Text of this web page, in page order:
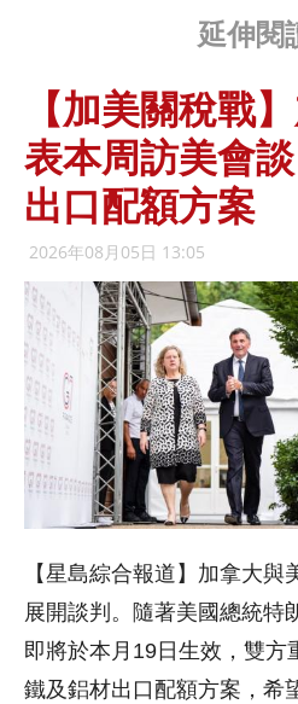
延伸閱
【加美關稅戰
表本周訪美會
出口配額方案
2026年08月05日 13:05
【星島綜合報道】加拿大
展開談判。隨著美國總統特
即將於本月19日生效，雙方
鐵及鋁材出口配額方案，希